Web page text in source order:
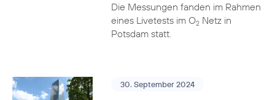
Die Messungen fanden im Rahmen
eines Livetests im O2Netz in
Potsdam statt.
30. September 2024